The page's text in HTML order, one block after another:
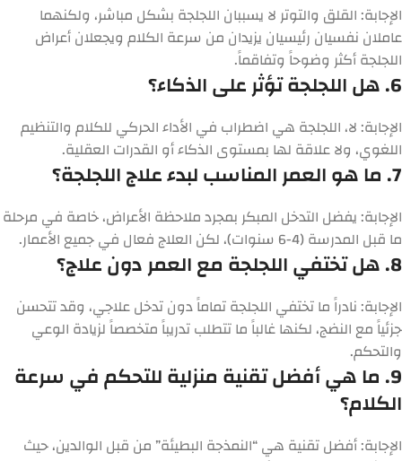
الإجابة: القلق والتوتر لا يسببان اللجلجة بشكل مباشر، ولكنهما
عاملان نفسيان رئيسيان يزيدان من سرعة الكلام ويجعلان أعراض
اللجلجة أكثر وضوحاً وتفاقماً.
6. هل اللجلجة تؤثر على الذكاء؟
الإجابة: لا، اللجلجة هي اضطراب في الأداء الحركي للكلام والتنظيم
اللغوي، ولا علاقة لها بمستوى الذكاء أو القدرات العقلية.
7. ما هو العمر المناسب لبدء علاج اللجلجة؟
الإجابة: يفضل التدخل المبكر بمجرد ملاحظة الأعراض، خاصة في مرحلة
ما قبل المدرسة (4-6 سنوات)، لكن العلاج فعال في جميع الأعمار.
8. هل تختفي اللجلجة مع العمر دون علاج؟
الإجابة: نادراً ما تختفي اللجلجة تماماً دون تدخل علاجي، وقد تتحسن
جزئياً مع النضج، لكنها غالباً ما تتطلب تدريباً متخصصاً لزيادة الوعي
والتحكم.
9. ما هي أفضل تقنية منزلية للتحكم في سرعة
الكلام؟
الإجابة:أفضل تقنية هي “النمذجة البطيئة” من قبل الوالدين، حيث